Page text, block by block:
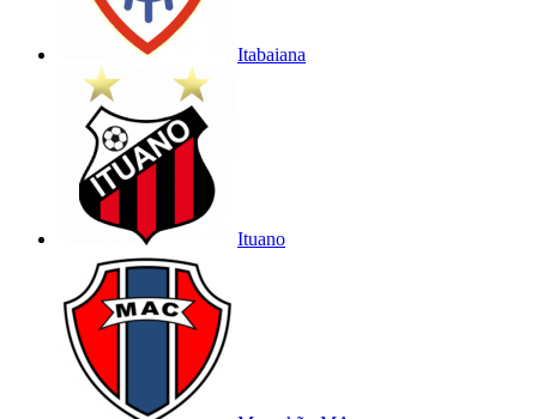
Itabaiana
Ituano